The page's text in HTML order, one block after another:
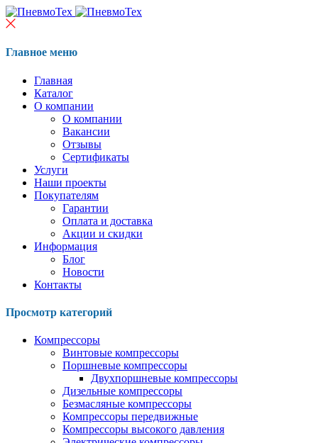
Главное меню
Главная
Каталог
О компании
О компании
Вакансии
Отзывы
Сертификаты
Услуги
Наши проекты
Покупателям
Гарантии
Оплата и доставка
Акции и скидки
Информация
Блог
Новости
Контакты
Просмотр категорий
Компрессоры
Винтовые компрессоры
Поршневые компрессоры
Двухпоршневые компрессоры
Дизельные компрессоры
Безмасляные компрессоры
Компрессоры передвижные
Компрессоры высокого давления